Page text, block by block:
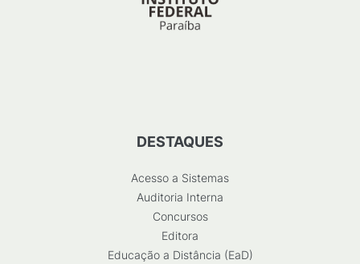
DESTAQUES
Acesso a Sistemas
Auditoria Interna
Concursos
Editora
Educação a Distância (EaD)